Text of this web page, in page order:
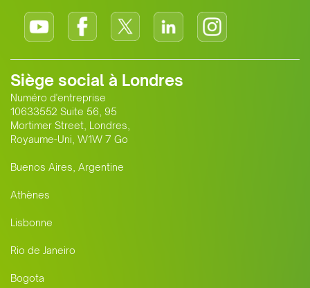
Siège social à Londres
Numéro d'entreprise
10633552 Suite 56, 95
Mortimer Street, Londres,
Royaume-Uni, W1W 7 Go
Buenos Aires, Argentine
Athènes
Lisbonne
Rio de Janeiro
Bogota